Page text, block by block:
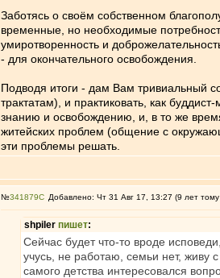
Заботясь о своём собственном
временные, но необходимые
умиротворенность и
- для окончательного освобождения.
Подводя итоги - дам Вам тривиальный
трактатам), и практиковать, как
знанию и освобождению, и, в то же
житейских проблем (общение с
эти проблемы решать.
№341879 Добавлено: Чт 31 Авг 17, 13:27 (9 лет
shpiler пишет:
Сейчас будет что-то вроде
учусь, не работаю, семьи нет, живу
самого детства интересовался